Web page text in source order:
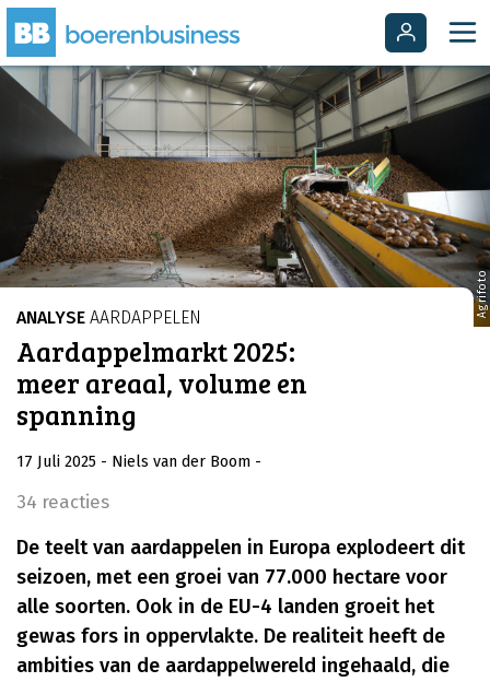
Agrifoto
ANALYSE AARDAPPELEN
Aardappelmarkt 2025:
meer areaal, volume en
spanning
17 Juli 2025 - Niels van der Boom -
34 reacties
De teelt van aardappelen in Europa explodeert dit
seizoen, met een groei van 77.000 hectare voor
alle soorten. Ook in de EU-4 landen groeit het
gewas fors in oppervlakte. De realiteit heeft de
ambities van de aardappelwereld ingehaald, die